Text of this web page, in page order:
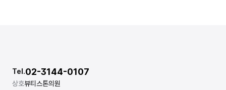
상호뷰티스톤의원
Tel.02-3144-0107